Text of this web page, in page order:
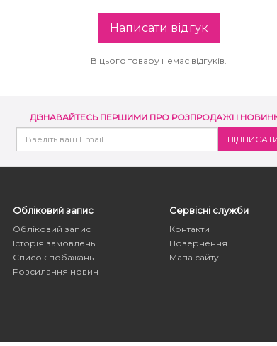
Написати відгук
В цього товару немає відгуків.
ДІЗНАВАЙТЕСЬ ПЕРШИМИ ПРО РОЗПРОДАЖІ І
Обліковий запис
Обліковий запис
Історія замовлень
Список побажань
Розсилання новин
Сервісні служби
Контакти
Повернення
Мапа сайту